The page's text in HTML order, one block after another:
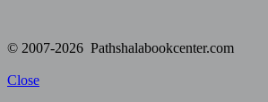
© 2007-2026 Pathshalabookcenter.com
Close